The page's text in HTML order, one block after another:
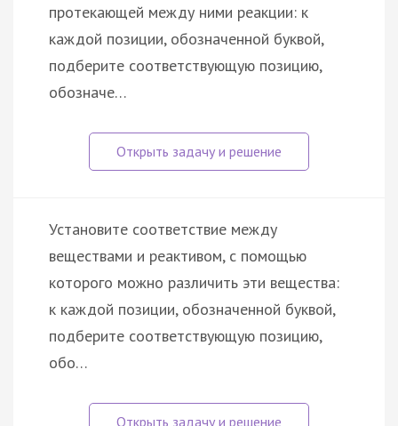
протекающей между ними реакции: к
каждой позиции, обозначенной буквой,
подберите соответствующую позицию,
обозначе…
Установите соответствие между
веществами и реактивом, с помощью
которого можно различить эти вещества:
к каждой позиции, обозначенной буквой,
подберите соответствующую позицию,
обо…